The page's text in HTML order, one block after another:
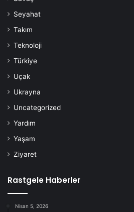
Seyahat
Takım
Teknoloji
Türkiye
Uçak
Ukrayna
Uncategorized
Yardım
Yaşam
Ziyaret
Rastgele Haberler
Nisan 5, 2026